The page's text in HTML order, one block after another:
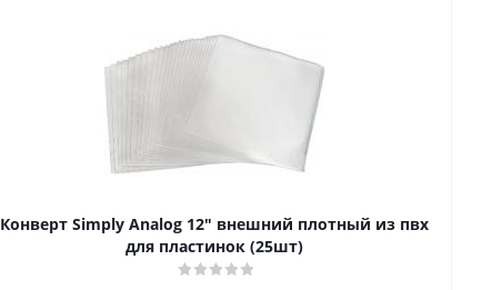
Конверт Simply Analog 12" внешний плотный из пвх
для пластинок (25шт)